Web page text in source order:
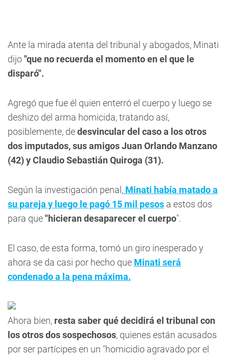
Ante la mirada atenta del tribunal y abogados, Minati
dijo"que no recuerda el momento en el que le
disparó".
Agregó que fue él quien enterró el cuerpo y luego se
deshizo del arma homicida, tratando así,
posiblemente, dedesvincular del caso a los otros
dos imputados, sus amigosJuan Orlando Manzano
(42) y Claudio Sebastián Quiroga (31).
Según la investigación penal, Minati había matado a
su pareja y luego le pagó 15 mil pesos a estos dos
para que"hicieran desaparecer el cuerpo".
El caso, de esta forma, tomó un giro inesperado y
ahora se da casi por hecho que Minati será
condenado a la pena máxima.
Ahora bien, resta saber qué decidirá el tribunal con
los otros dos sospechosos, quienes están acusados
por ser partícipes en un "homicidio agravado por el